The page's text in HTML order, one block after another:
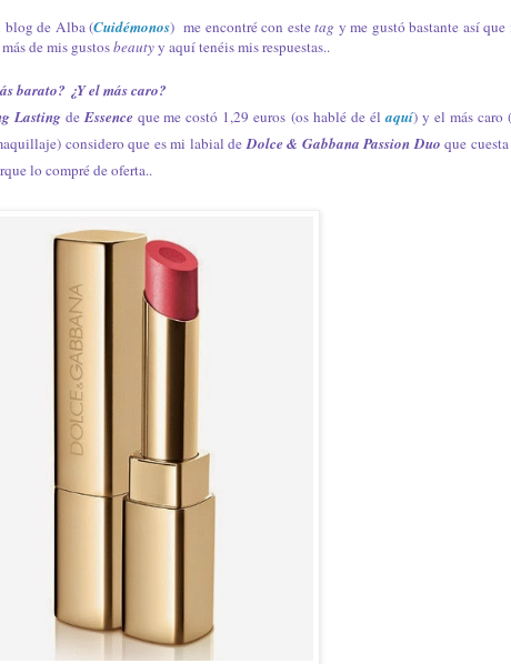
blog de Alba (Cuidémonos) me encontré con estetag y me gustó bastante así que
de mis gustosbeautyy aquí tenéis mis respuestas..
barato? ¿Y el más caro?
Lasting deEssence que me costó 1,29 euros (os hablé de élaquí) y el más caro
considero que es mi labial deDolce & Gabbana Passion Duo que
lo compré de oferta..